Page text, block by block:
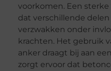
voorkomen. Een
dat verschillende
verzwakken onder
krachten. Het gebruik
anker draagt bij aan
zorgt ervoor dat